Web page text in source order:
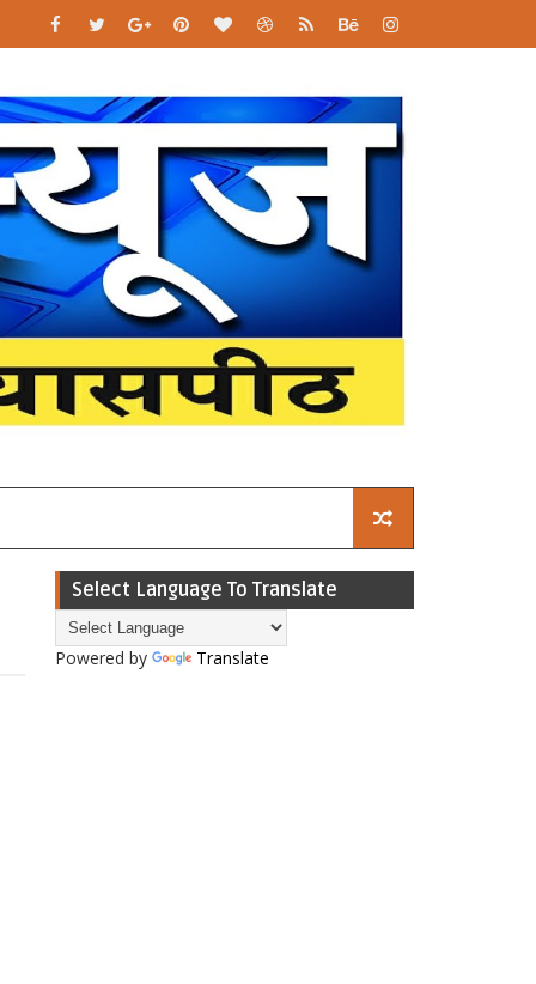
Select Language To Translate
Powered by Translate